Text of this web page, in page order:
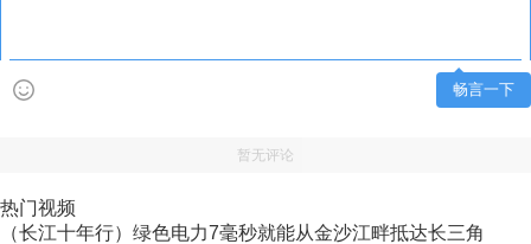
畅言一下
暂无评论
热门视频
（长江十年行）绿色电力7毫秒就能从金沙江畔抵达长三角